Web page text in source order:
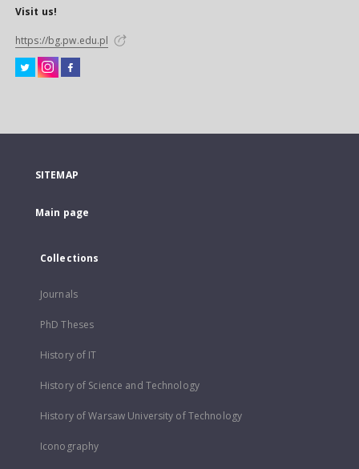
Visit us!
https://bg.pw.edu.pl
SITEMAP
Main page
Collections
Journals
PhD Theses
History of IT
History of Science and Technology
History of Warsaw University of Technology
Iconography